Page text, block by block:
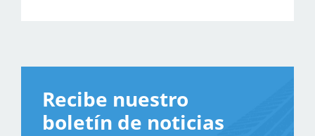
Recibe nuestro
boletín de noticias